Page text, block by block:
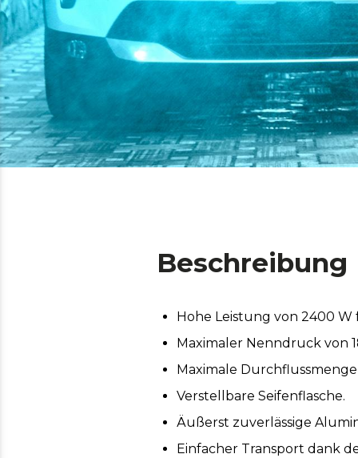
Beschreibung
Hohe Leistung von 2400
Maximaler Nenndruck von
Maximale
Verstellbare Seifenflasche.
Äußerst zuverlässige
Einfacher Transport dank